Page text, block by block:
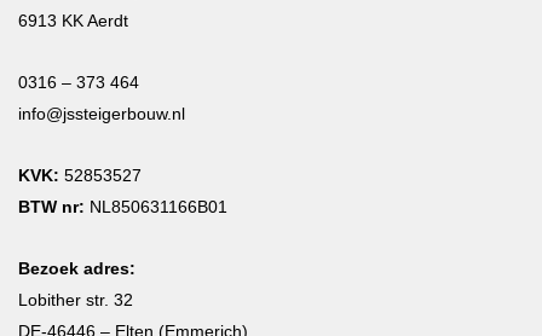
6913 KK Aerdt
0316 – 373 464
info@jssteigerbouw.nl
KVK: 52853527
BTW nr: NL850631166B01
Bezoek adres:
Lobither str. 32
DE-46446 – Elten (Emmerich)